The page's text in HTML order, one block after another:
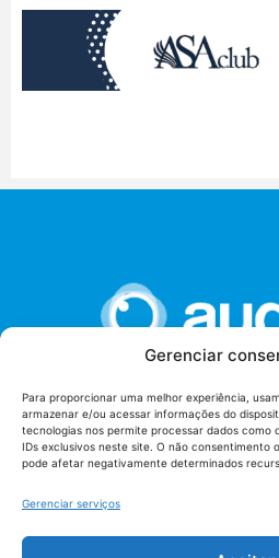
Gerenciar
Para proporcionar uma melhor experiência,
armazenar e/ou acessar informações do
tecnologias nos permite processar dados como
IDs exclusivos neste site. O não consentimento
pode afetar negativamente determinados
Gerenciar serviços
União dos Auditores
Setor de Administração Federal
Tribunal de Contas da União